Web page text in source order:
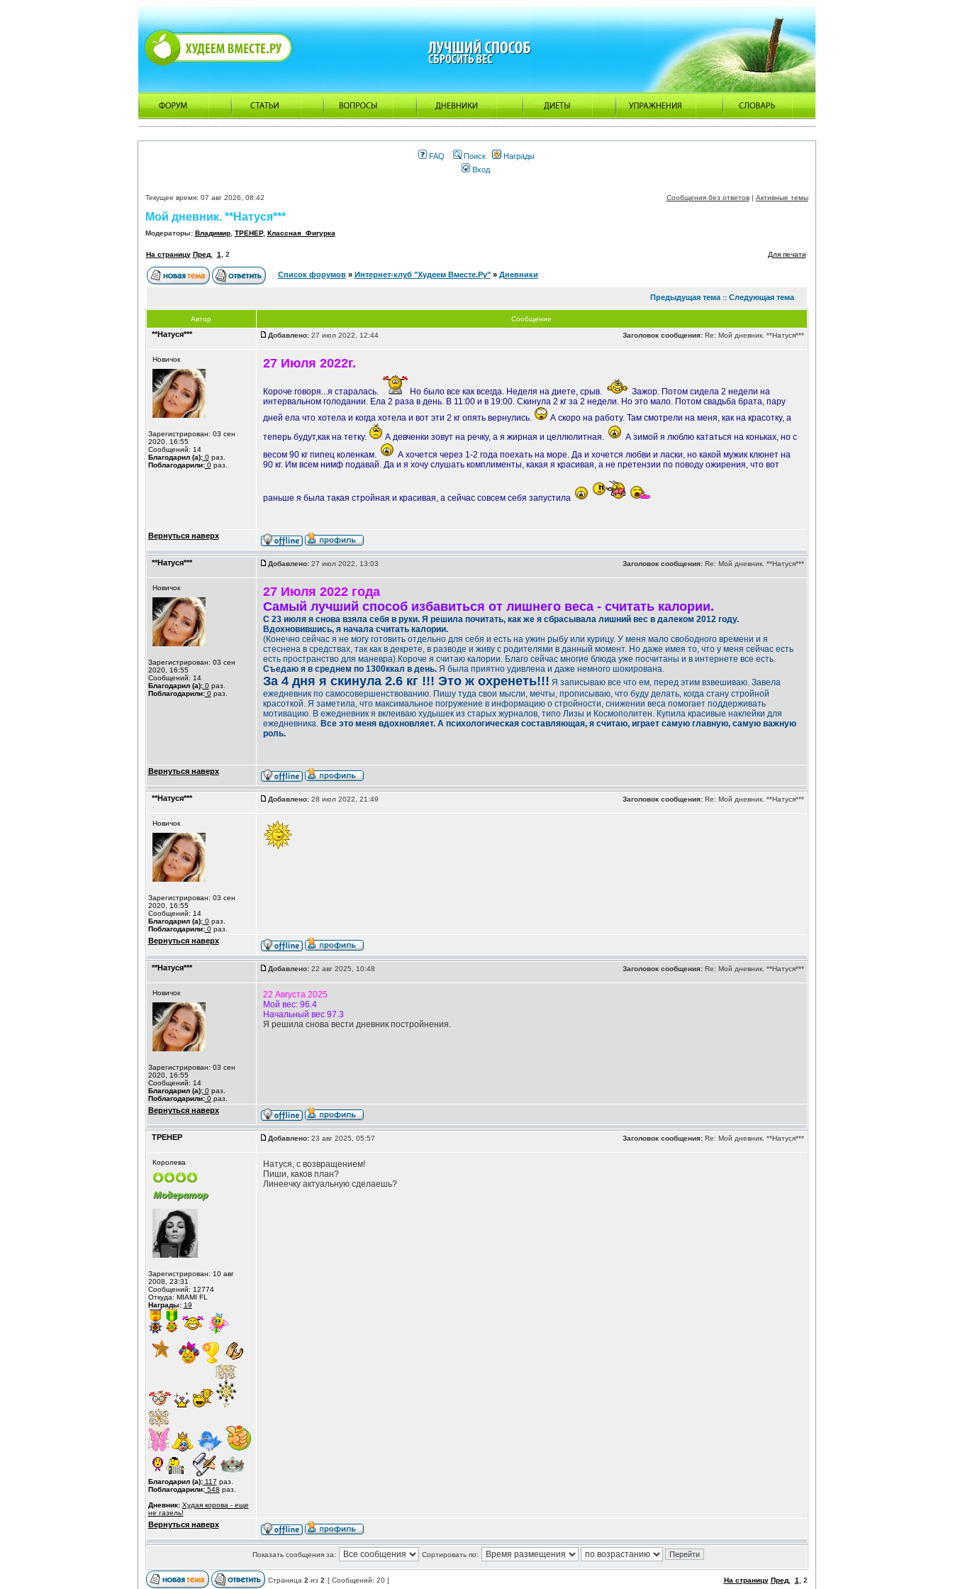
FAQ Поиск
Награды
Вход
Текущее время: 07 авг 2026, 08:42 Сообщения без ответов| Активные темы
Мой дневник. **Натуся***
Модераторы: Владимир, ТРЕНЕР, Классная_Фигурка
На страницу Пред. 1 2 Для печати
Список форумов» Интернет-клуб "Худеем Вместе.Ру"» Дневники
Предыдущая тема:: Следующая тема
Автор Сообщение
**Натуся*** Заголовок сообщения:Re: Мой дневник. **Натуся***
Добавлено:27 июл 2022, 12:44
Новичок
Зарегистрирован: 03 сен
2020, 16:55
Сообщений: 14
Благодарил (а):0раз.
Поблагодарили:0раз.
27 Июля 2022г.
Короче говоря...я старалась. Но было все как всегда. Неделя на диете, срыв.
Зажор. Потом сидела 2 недели на
интервальном голодании. Ела 2 раза в день. В 11:00 и в 19:00. Скинула 2 кг за 2 недели. Но это мало. Потом свадьба брата, пару
дней ела что хотела и когда хотела и вот эти 2 кг опять вернулись.
А скоро на работу. Там смотрели на меня, как на красотку, а
теперь будут,как на тетку.
А девченки зовут на речку, а я жирная и целлюлитная.
А зимой я люблю кататься на коньках, но с
весом 90 кг пипец коленкам.
А хочется через 1-2 года поехать на море. Да и хочется любви и ласки, но какой мужик клюнет на
90 кг. Им всем нимф подавай. Да и я хочу слушать комплименты, какая я красивая, а не претензии по поводу ожирения, что вот
раньше я была такая стройная и красивая, а сейчас совсем себя запустила
Вернуться наверх
**Натуся*** Заголовок сообщения:Re: Мой дневник. **Натуся***
Добавлено:27 июл 2022, 13:03
Новичок
Зарегистрирован: 03 сен
2020, 16:55
Сообщений: 14
Благодарил (а):0раз.
Поблагодарили:0раз.
27 Июля 2022 года
Самый лучший способ избавиться от лишнего веса - считать калории.
С 23 июля я снова взяла себя в руки. Я решила почитать, как же я сбрасывала лишний вес в далеком 2012 году.
Вдохновившись, я начала считать калории.
(Конечно сейчас я не могу готовить отдельно для себя и есть на ужин рыбу или курицу. У меня мало свободного времени и я
стеснена в средствах, так как в декрете, в разводе и живу с родителями в данный момент. Но даже имея то, что у меня сейчас есть
есть пространство для маневра).Короче я считаю калории. Благо сейчас многие блюда уже посчитаны и в интернете все есть.
Съедаю я в среднем по 1300ккал в день.Я была приятно удивлена и даже немного шокирована.
За 4 дня я скинула 2.6 кг !!! Это ж охренеть!!! Я записываю все что ем, перед этим взвешиваю. Завела
ежедневник по самосовершенствованию. Пишу туда свои мысли, мечты, прописываю, что буду делать, когда стану стройной
красоткой. Я заметила, что максимальное погружение в информацию о стройности, снижении веса помогает поддерживать
мотивацию. В ежедневник я вклеиваю худышек из старых журналов, типо Лизы и Космополитен. Купила красивые наклейки для
ежедневника. Все это меня вдохновляет. А психологическая составляющая, я считаю, играет самую главную, самую важную
роль.
Вернуться наверх
**Натуся*** Заголовок сообщения:Re: Мой дневник. **Натуся***
Добавлено:28 июл 2022, 21:49
Новичок
Зарегистрирован: 03 сен
2020, 16:55
Сообщений: 14
Благодарил (а):0раз.
Поблагодарили:0раз.
Вернуться наверх
**Натуся*** Заголовок сообщения:Re: Мой дневник. **Натуся***
Добавлено:22 авг 2025, 10:48
Новичок
Зарегистрирован: 03 сен
2020, 16:55
Сообщений: 14
Благодарил (а):0раз.
Поблагодарили:0раз.
22 Августа 2025
Мой вес: 96.4
Начальный вес 97.3
Я решила снова вести дневник постройнения.
Вернуться наверх
ТРЕНЕР Заголовок сообщения:Re: Мой дневник. **Натуся***
Добавлено:23 авг 2025, 05:57
Королева
Зарегистрирован: 10 авг
2008, 23:31
Сообщений: 12774
Откуда: MIAMI FL
Награды: 19
Благодарил (а):117 раз.
Поблагодарили:548 раз.
Дневник: Худая корова - еще
не газель!
Натуся, с возвращением!
Пиши, каков план?
Линеечку актуальную сделаешь?
Вернуться наверх
Показать сообщения за: Сортировать по:
Страница 2 из 2 [ Сообщений: 20 ] На страницу Пред. 1 2